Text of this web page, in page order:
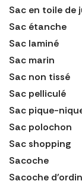
Sac en toile de
Sac étanche
Sac laminé
Sac marin
Sac non tissé
Sac pelliculé
Sac pique-
Sac polochon
Sac shopping
Sacoche
Sacoche